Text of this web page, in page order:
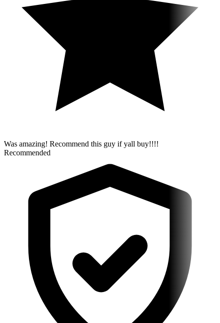
Was amazing! Recommend this guy if yall buy!!!!
Recommended